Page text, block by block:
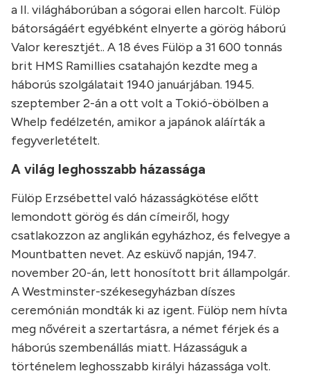
a II. világháborúban a sógorai ellen harcolt. Fülöp
bátorságáért egyébként elnyerte a görög háború
Valor keresztjét.. A 18 éves Fülöp a 31 600 tonnás
brit HMS Ramillies csatahajón kezdte meg a
háborús szolgálatait 1940 januárjában. 1945.
szeptember 2-án a ott volt a Tokió-öbölben a
Whelp fedélzetén, amikor a japánok aláírták a
fegyverletételt.
A világ leghosszabb házassága
Fülöp Erzsébettel való házasságkötése előtt
lemondott görög és dán címeiről, hogy
csatlakozzon az anglikán egyházhoz, és felvegye a
Mountbatten nevet. Az esküvő napján, 1947.
november 20-án, lett honosított brit állampolgár.
A Westminster-székesegyházban díszes
ceremónián mondták ki az igent. Fülöp nem hívta
meg nővéreit a szertartásra, a német férjek és a
háborús szembenállás miatt. Házasságuk a
történelem leghosszabb királyi házassága volt.